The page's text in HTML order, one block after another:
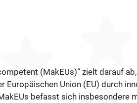
(MakEUs)“ zielt darauf
Union (EU) durch
befasst sich insbesondere